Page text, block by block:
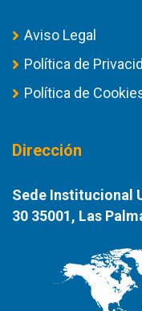
Aviso Legal
Política de
Política de
Dirección
Sede Institucional
30 35001, Las